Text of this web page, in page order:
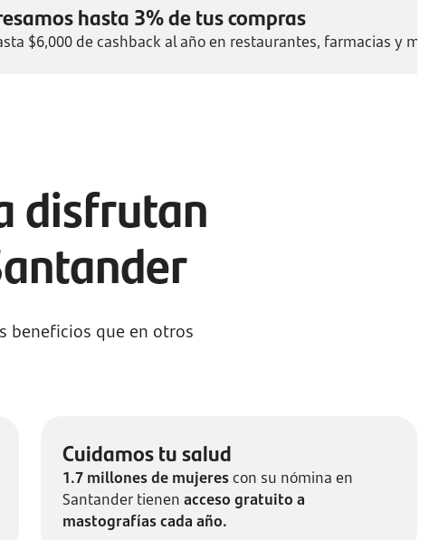
hasta 3% de tus compras
$6,000 de cashback al año en restaurantes, farmacias y más.
disfrutan
beneficios que en otros
Cuidamos tu salud
1.7 millones de mujerescon su nómina en
Santander tienen acceso gratuito a
mastografías cada año.